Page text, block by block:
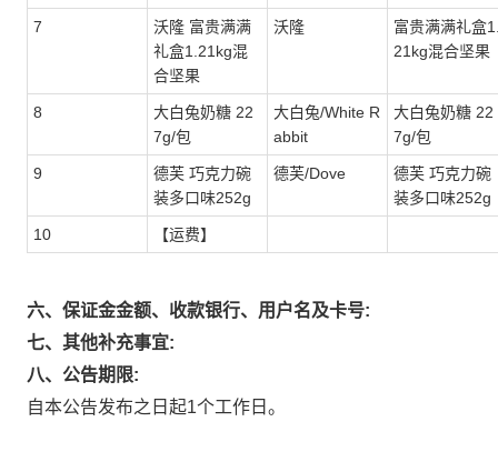
7
沃隆 富贵满满
礼盒1.21kg混
合坚果
沃隆
富贵满满礼盒
21kg混合坚果
8
大白兔奶糖 22
7g/包
大白兔/White R
abbit
大白兔奶糖 22
7g/包
9
德芙 巧克力碗
装多口味252g
德芙/Dove
德芙 巧克力碗
装多口味252g
10 【运费】
六、保证金金额、收款银行、用户名及卡号:
七、其他补充事宜:
八、公告期限:
自本公告发布之日起1个工作日。